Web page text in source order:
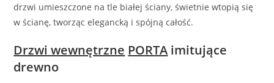
drzwi umieszczone na tle białej ściany, świetnie wtopią się
w ścianę, tworząc elegancką i spójną całość.
Drzwi wewnętrzne PORTA imitujące
drewno